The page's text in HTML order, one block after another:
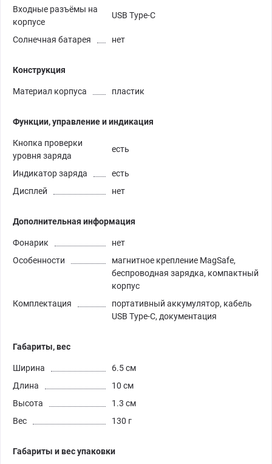
Входные разъёмы на
корпусе
USB Type-C
Солнечная батарея нет
Конструкция
Материал корпуса пластик
Функции, управление и индикация
Кнопка проверки
уровня заряда
есть
Индикатор заряда
есть
Дисплей
нет
Дополнительная информация
Фонарик
нет
Особенности
магнитное крепление MagSafe,
беспроводная зарядка, компактный
корпус
Комплектация
портативный аккумулятор, кабель
USB Type-C, документация
Габариты, вес
Ширина
6.5 см
Длина
10 см
Высота
1.3 см
Вес
130 г
Габариты и вес упаковки